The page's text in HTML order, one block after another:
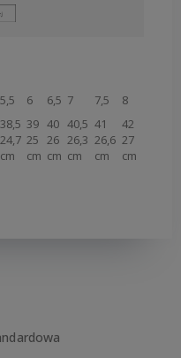
5,5 6 6,5 7 7,5
8
38,5 39 40 40,5 41
42
24,7
cm
25
cm
26
cm
26,3
cm
26,6
cm
27
cm